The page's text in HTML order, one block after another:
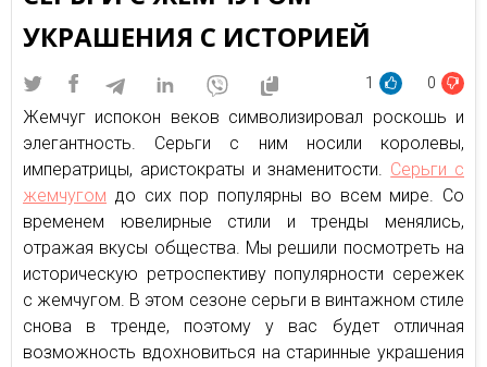
УКРАШЕНИЯ С ИСТОРИЕЙ
1 0
Жемчуг испокон веков символизировал роскошь и
элегантность. Серьги с ним носили королевы,
императрицы, аристократы и знаменитости. Серьги с
жемчугом до сих пор популярны во всем мире. Со
временем ювелирные стили и тренды менялись,
отражая вкусы общества. Мы решили посмотреть на
историческую ретроспективу популярности сережек
с жемчугом. В этом сезоне серьги в винтажном стиле
снова в тренде, поэтому у вас будет отличная
возможность вдохновиться на старинные украшения